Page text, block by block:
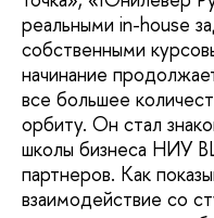
реальными in-house
собственными
начинание
все большее
орбиту. Он стал
школы бизнеса НИУ
партнеров. Как
взаимодействие со